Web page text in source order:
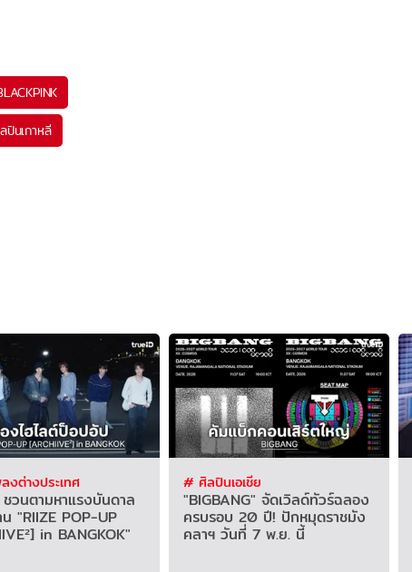
ปินเกาหลี
งต่างประเทศ
ชวนตามหาแรงบันดาล
น "RIIZE POP-UP
in BANGKOK"
# ศิลปินเอเชีย
"BIGBANG" จัดเวิลด์ทัวร์ฉลอง
ครบรอบ 20 ปี! ปักหมุดราชมัง
คลาฯ วันที่ 7 พ.ย. นี้